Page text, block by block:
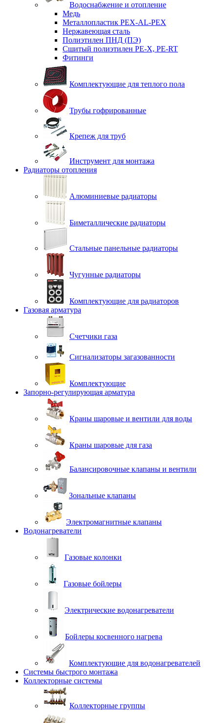
Водоснабжение и отопление
Медь
Металлопластик PEX-AL-PEX
Нержавеющая сталь
Полиэтилен ПНД (ПЭ)
Сшитый полиэтилен PE-X, PE-RT
Фитинги
Комплектующие для теплого пола
Трубы гофрированные
Крепеж для труб
Инструмент для монтажа
Радиаторы отопления
Алюминиевые радиаторы
Биметаллические радиаторы
Стальные панельные радиаторы
Чугунные радиаторы
Комплектующие для радиаторов
Газовая арматура
Счетчики газа
Сигнализаторы загазованности
Комплектующие
Запорно-регулирующая арматура
Краны шаровые и вентили для воды
Краны шаровые для газа
Балансировочные клапаны и вентили
Зональные клапаны
Электромагнитные клапаны
Водонагреватели
Газовые колонки
Газовые бойлеры
Электрические водонагреватели
Бойлеры косвенного нагрева
Комплектующие для водонагревателей
Системы быстрого монтажа
Коллекторные системы
Коллекторные группы